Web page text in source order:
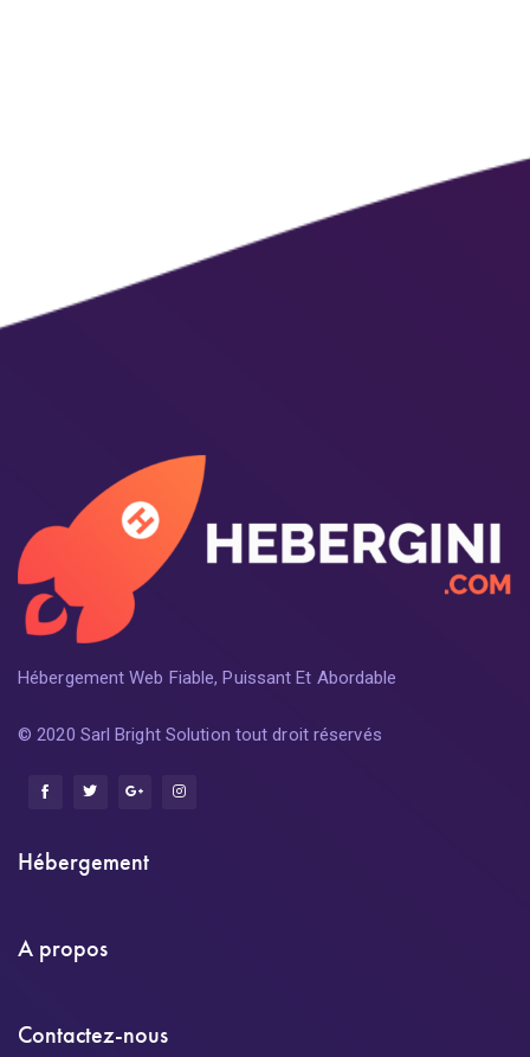
Hébergement Web Fiable, Puissant Et Abordable
© 2020 Sarl Bright Solution tout droit réservés
Hébergement
A propos
Contactez-nous